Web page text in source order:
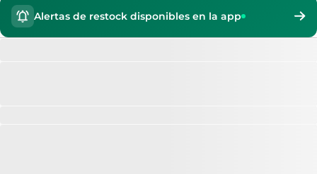
Alertas de restock disponibles en la app